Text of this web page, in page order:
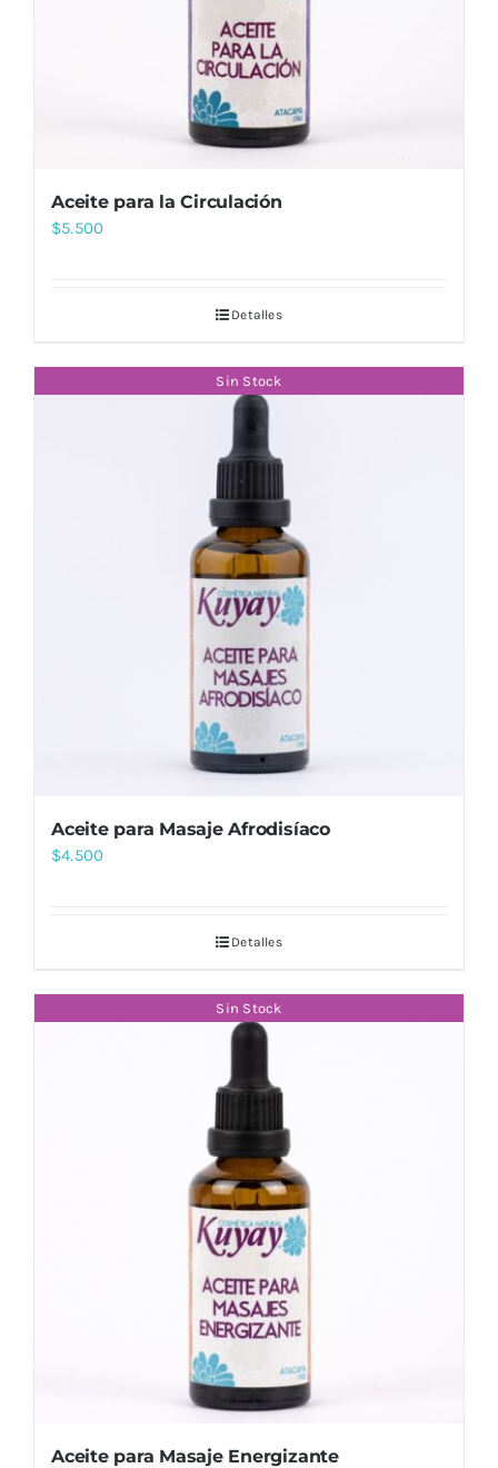
Aceite para la Circulación
$5.500
Detalles
Sin Stock
Aceite para Masaje Afrodisíaco
$4.500
Detalles
Sin Stock
Aceite para Masaje Energizante